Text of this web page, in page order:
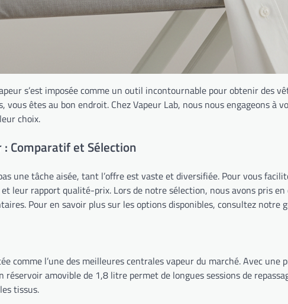
s’est imposée comme un outil incontournable pour obtenir des
vous êtes au bon endroit. Chez Vapeur Lab, nous nous engageons
choix.
Comparatif et Sélection
une tâche aisée, tant l’offre est vaste et diversifiée. Pour vous
leur rapport qualité-prix. Lors de notre sélection, nous avons pris
Pour en savoir plus sur les options disponibles, consultez notre
comme l’une des meilleures centrales vapeur du marché. Avec
réservoir amovible de 1,8 litre permet de longues sessions de
tissus.